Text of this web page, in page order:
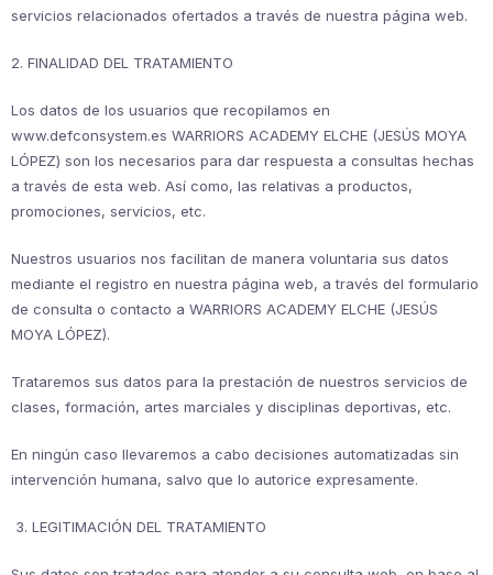
servicios relacionados ofertados a través de nuestra página web.
2. FINALIDAD DEL TRATAMIENTO
Los datos de los usuarios que recopilamos en
www.defconsystem.es WARRIORS ACADEMY ELCHE (JESÚS MOYA
LÓPEZ) son los necesarios para dar respuesta a consultas hechas
a través de esta web. Así como, las relativas a productos,
promociones, servicios, etc.
Nuestros usuarios nos facilitan de manera voluntaria sus datos
mediante el registro en nuestra página web, a través del formulario
de consulta o contacto a WARRIORS ACADEMY ELCHE (JESÚS
MOYA LÓPEZ).
Trataremos sus datos para la prestación de nuestros servicios de
clases, formación, artes marciales y disciplinas deportivas, etc.
En ningún caso llevaremos a cabo decisiones automatizadas sin
intervención humana, salvo que lo autorice expresamente.
3. LEGITIMACIÓN DEL TRATAMIENTO